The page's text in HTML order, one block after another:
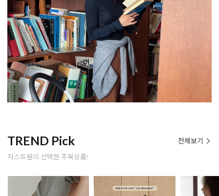
TREND Pick
저스트원이 선택한 주목상품!
전체보기